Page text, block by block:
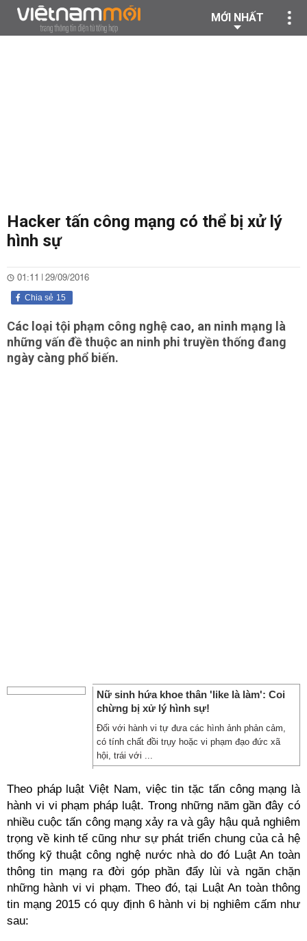
MỚI NHẤT
Hacker tấn công mạng có thể bị xử lý
hình sự
01:11 | 29/09/2016
15
Chia sẻ
Các loại tội phạm công nghệ cao, an ninh mạng là
những vấn đề thuộc an ninh phi truyền thống đang
ngày càng phổ biến.
​Nữ sinh hứa khoe thân 'like là làm': Coi
chừng bị xử lý hình sự!
Đối với hành vi tự đưa các hình ảnh phản cảm,
có tính chất đồi trụy hoặc vi phạm đạo đức xã
hội, trái với ...
Theo pháp luật Việt Nam, việc tin tặc tấn công mạng là
hành vi vi phạm pháp luật. Trong những năm gần đây có
nhiều cuộc tấn công mạng xảy ra và gây hậu quả nghiêm
trọng về kinh tế cũng như sự phát triển chung của cả hệ
thống kỹ thuật công nghệ nước nhà do đó Luật An toàn
thông tin mạng ra đời góp phần đẩy lùi và ngăn chặn
những hành vi vi phạm. Theo đó, tại Luật An toàn thông
tin mạng 2015 có quy định 6 hành vi bị nghiêm cấm như
sau: